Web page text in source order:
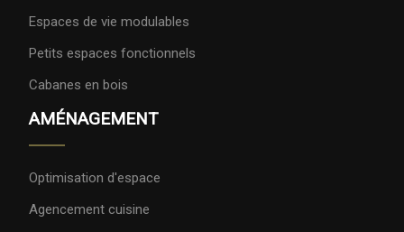
Espaces de vie modulables
Petits espaces fonctionnels
Cabanes en bois
AMÉNAGEMENT
Optimisation d'espace
Agencement cuisine